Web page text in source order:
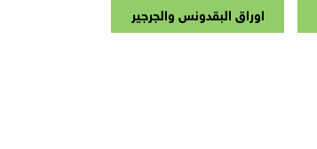
اوراق البقدونس والجرجير